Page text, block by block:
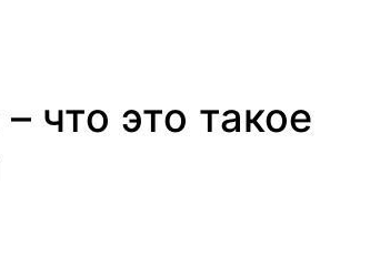
что это такое